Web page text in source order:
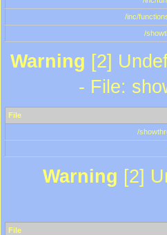
/inc/
/
Warning [2]
- File:
File
/
Warning [2]
File